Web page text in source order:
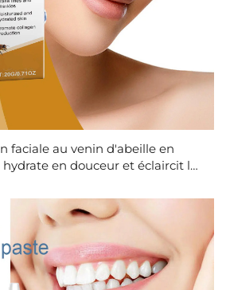
faciale au venin d'abeille en
en douceur et éclaircit la